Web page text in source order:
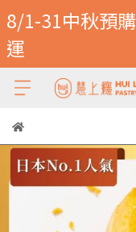
8/1-31中秋預
運